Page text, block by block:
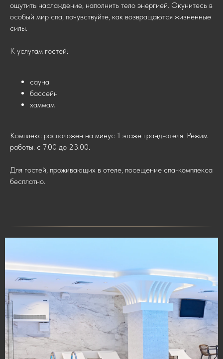
ощутить наслаждение, наполнить тело энергией. Окунитесь в
особый мир спа, почувствуйте, как возвращаются жизненные
силы.
К услугам гостей:
сауна
бассейн
хаммам
Комплекс расположен на минус 1 этаже гранд-отеля. Режим
работы: с 7:00 до 23:00.
Для гостей, проживающих в отеле, посещение спа-комплекса
бесплатно.